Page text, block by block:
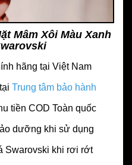
Mâm Xôi Màu Xanh
hãng tại Việt Nam
Trung tâm bảo hành
tiền COD Toàn quốc
dưỡng khi sử dụng
Swarovski khi rơi rớt